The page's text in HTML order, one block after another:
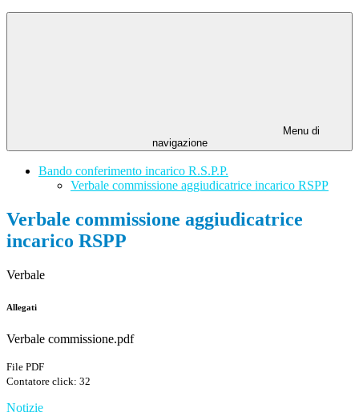
Menu di
navigazione
Bando conferimento incarico R.S.P.P.
Verbale commissione aggiudicatrice incarico RSPP
Verbale commissione aggiudicatrice
incarico RSPP
Verbale
Allegati
Verbale commissione.pdf
File PDF
Contatore click: 32
Notizie